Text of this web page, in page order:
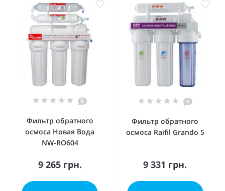
0
Фильтр обратного
осмоса Новая Вода
NW-RO604
9 265 грн.
0
Фильтр обратного
осмоса Raifil Grando 5
9 331 грн.